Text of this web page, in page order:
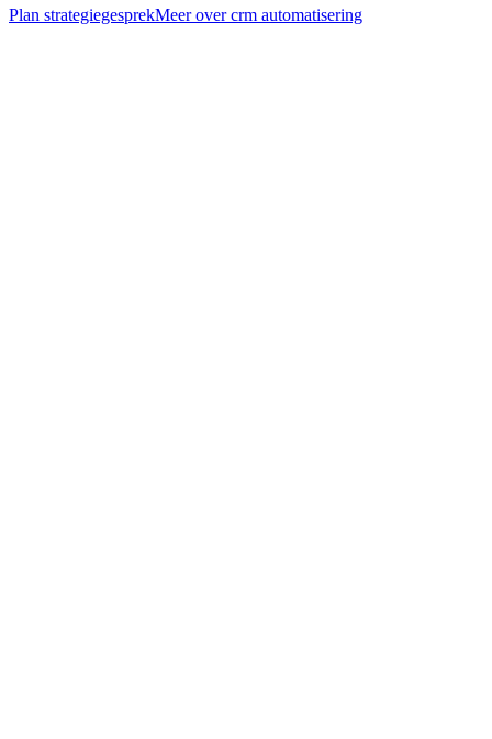
Plan strategiegesprekMeer overcrm automatisering